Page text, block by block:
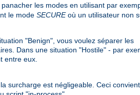
les modes en utilisant par
le mode SECUREoù un utilisateur non
"Benign", vous voulez séparer les
Dans une situation "Hostile" - par
entre eux.
surcharge est négligeable. Ceci